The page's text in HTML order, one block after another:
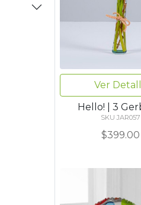
Ver
Hello! | 3
SKU JAR057
$399.00